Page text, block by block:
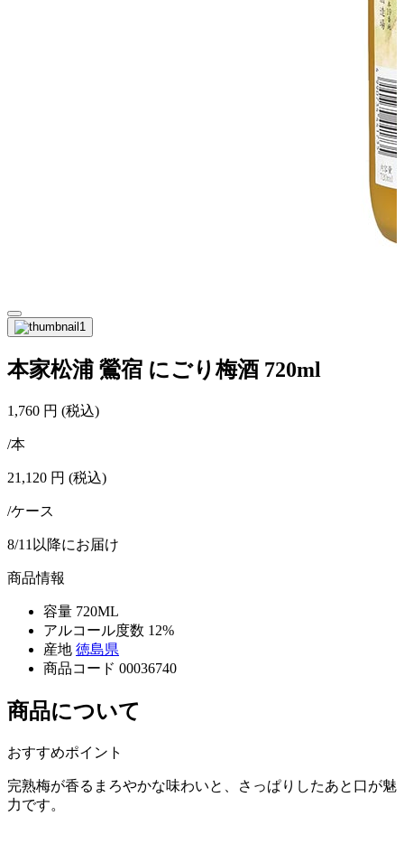
本家松浦 鶯宿 にごり梅酒 720ml
1,760 円 (税込)
/本
21,120 円 (税込)
/ケース
8/11以降にお届け
商品情報
容量 720ML
アルコール度数 12%
産地 徳島県
商品コード 00036740
商品について
おすすめポイント
完熟梅が香るまろやかな味わいと、さっぱりしたあと口が魅
力です。